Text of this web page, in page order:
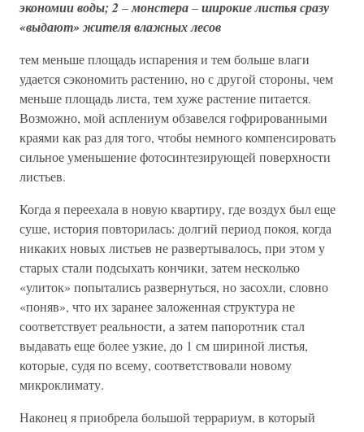
экономии воды; 2 –монстера–широкие листья сразу
«выдают» жителя влажных лесов
тем меньше площадь испарения и тем больше влаги
удается сэкономить растению, но с другой стороны, чем
меньше площадь листа, тем хуже растение питается.
Возможно, мой асплениум обзавелся гофрированными
краями как раз для того, чтобы немного компенсировать
сильное уменьшение фотосинтезирующей поверхности
листьев.
Когда я переехала в новую квартиру, где воздух был еще
суше, история повторилась: долгий период покоя, когда
никаких новых листьев не развертывалось, при этом у
старых стали подсыхать кончики, затем несколько
«улиток» попытались развернуться, но засохли, словно
«поняв», что их заранее заложенная структура не
соответствует реальности, а затем папоротник стал
выдавать еще более узкие, до 1 см шириной листья,
которые, судя по всему, соответствовали новому
микроклимату.
Наконец я приобрела большой террариум, в который